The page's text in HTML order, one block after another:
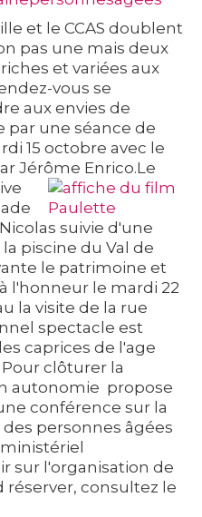
et le CCAS doublent
pas une mais deux
et variées aux
vous se
aux envies de
par une séance de
15 octobre avec le
Jérôme Enrico.Le
suivie d'une
piscine du Val de
le patrimoine et
l'honneur le mardi 22
la visite de la rue
spectacle est
caprices de l'age
clôturer la
autonomie propose
conférence sur la
personnes âgées
sur l'organisation de
réserver, consultez le